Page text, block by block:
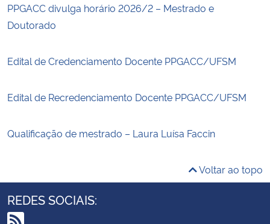
Planalto
PPGACC divulga horário 2026/2 – Mestrado e
Doutorado
Edital de Credenciamento Docente PPGACC/UFSM
Edital de Recredenciamento Docente PPGACC/UFSM
Qualificação de mestrado – Laura Luísa Faccin
Voltar ao topo
REDES SOCIAIS: